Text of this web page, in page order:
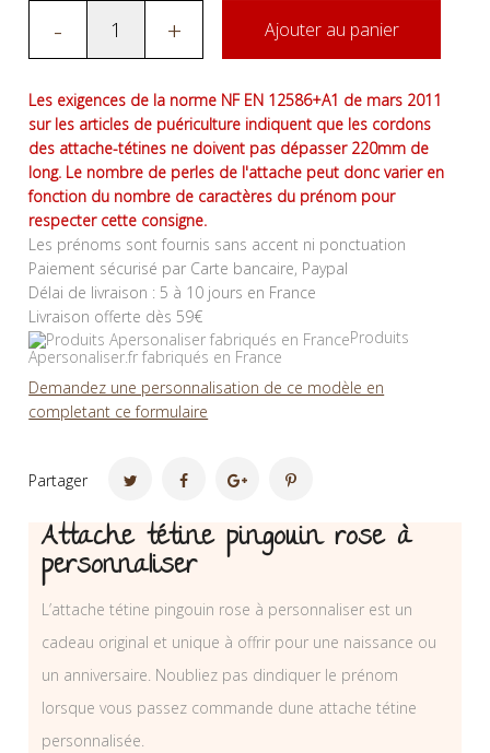
- + Ajouter au panier
Les exigences de la norme NF EN 12586+A1 de mars 2011
sur les articles de puériculture indiquent que les cordons
des attache-tétines ne doivent pas dépasser 220mm de
long. Le nombre de perles de l'attache peut donc varier en
fonction du nombre de caractères du prénom pour
respecter cette consigne.
Les prénoms sont fournis sans accent ni ponctuation
Paiement sécurisé par Carte bancaire, Paypal
Délai de livraison : 5 à 10 jours en France
Livraison offerte dès 59€
Produits
Apersonaliser.fr fabriqués en France
Demandez une personnalisation de ce modèle en
completant ce formulaire
Partager
Attache tétine pingouin rose à
personnaliser
L’attache tétine pingouin rose à personnaliser est un
cadeau original et unique à offrir pour une naissance ou
un anniversaire. Noubliez pas dindiquer le prénom
lorsque vous passez commande dune attache tétine
personnalisée.